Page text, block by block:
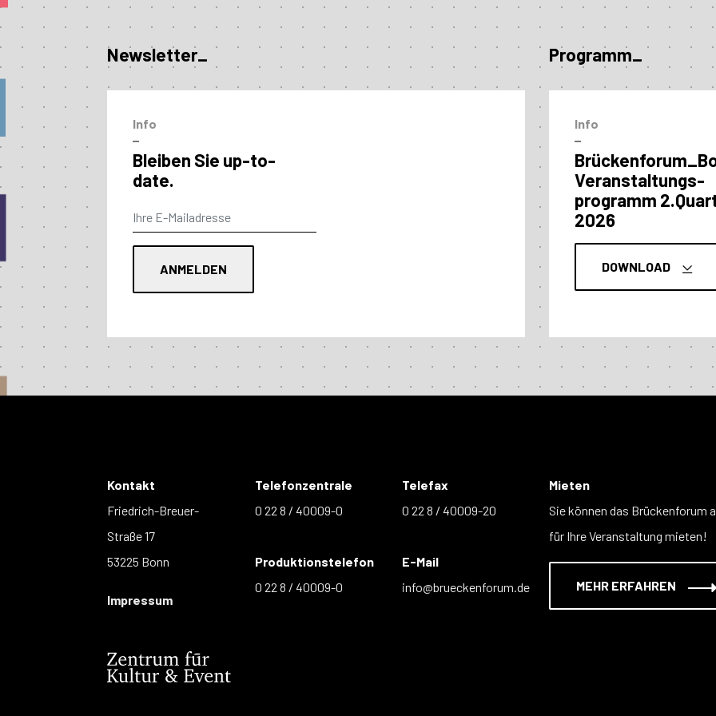
Newsletter_
Info
–
Bleiben Sie up-to-
date.
Programm_
Info
–
Veranstaltungs­
programm
2026
DOWNLOAD
Kontakt
Friedrich-Breuer-
Straße 17
53225 Bonn
Impressum
Telefonzentrale
0 22 8 / 40009-0
Produktionstelefon
0 22 8 / 40009-0
Telefax
0 22 8 / 40009-20
E-Mail
info@brueckenforum.de
Mieten
Sie können das Brückenforum
für Ihre Veranstaltung mieten!
MEHR ERFAHREN